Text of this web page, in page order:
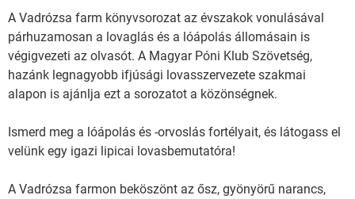
A Vadrózsa farm könyvsorozat az évszakok vonulásával
párhuzamosan a lovaglás és a lóápolás állomásain is
végigvezeti az olvasót. A Magyar Póni Klub Szövetség,
hazánk legnagyobb ifjúsági lovasszervezete szakmai
alapon is ajánlja ezt a sorozatot a közönségnek.
Ismerd meg a lóápolás és -orvoslás fortélyait, és látogass el
velünk egy igazi lipicai lovasbemutatóra!
A Vadrózsa farmon beköszönt az ősz, gyönyörű narancs,